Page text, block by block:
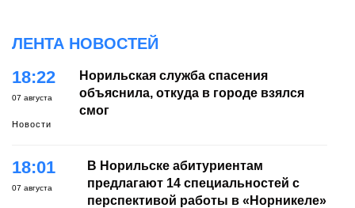
ЛЕНТА НОВОСТЕЙ
18:22
07 августа
Новости
Норильская служба спасения
объяснила, откуда в городе взялся
смог
18:01
07 августа
В Норильске абитуриентам
предлагают 14 специальностей с
перспективой работы в «Норникеле»